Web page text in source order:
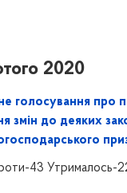
2020
голосування про
змін до деяких
43 Утрималось-